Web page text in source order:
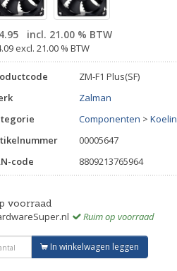
incl. 21.00 % BTW
excl. 21.00 % BTW
ZM-F1 Plus(SF)
Zalman
Componenten >
00005647
code
8809213765964
voorraad
Ruim op voorraad
In winkelwagen leggen